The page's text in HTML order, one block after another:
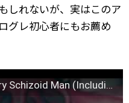
しれないが、実はこのア
グレ初心者にもお薦め
King Crimson – 21st Century Schizoid Man (Including "Mirrors")